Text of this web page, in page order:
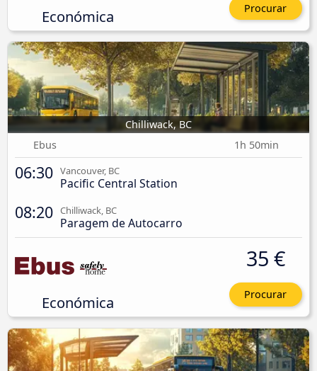
Económica Procurar
Chilliwack, BC
Ebus
1h 50min
06:30 Vancouver, BC
Pacific Central Station
08:20 Chilliwack, BC
Paragem de Autocarro
Económica
35 €
Procurar